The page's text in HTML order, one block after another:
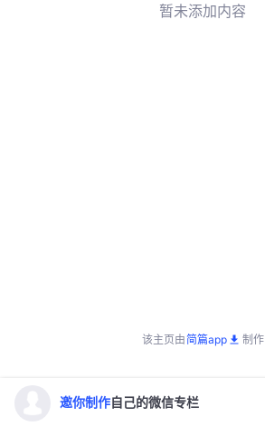
暂未添加内容
该主页由简篇app 制作
邀你制作 自己的微信专栏